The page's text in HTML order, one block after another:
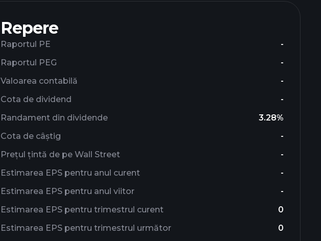
Repere
Raportul PE
-
Raportul PEG
-
Valoarea contabilă
-
Cota de dividend
-
Randament din dividende
3.28%
Cota de câștig
-
Prețul țintă de pe Wall Street
-
Estimarea EPS pentru anul curent
-
Estimarea EPS pentru anul viitor
-
Estimarea EPS pentru trimestrul curent
0
Estimarea EPS pentru trimestrul următor
0